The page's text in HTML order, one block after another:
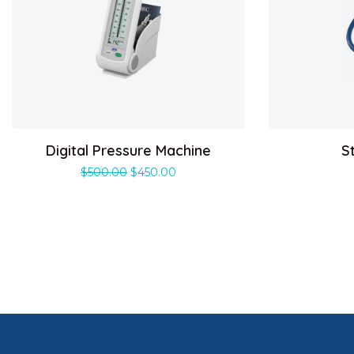
Digital Pressure Machine
$500.00 $450.00